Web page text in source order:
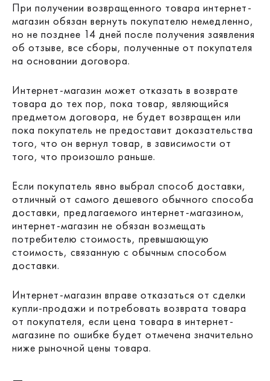
При получении возвращенного товара интернет-
магазин обязан вернуть покупателю немедленно,
но не позднее 14 дней после получения заявления
об отзыве, все сборы, полученные от покупателя
на основании договора.
Интернет-магазин может отказать в возврате
товара до тех пор, пока товар, являющийся
предметом договора, не будет возвращен или
пока покупатель не предоставит доказательства
того, что он вернул товар, в зависимости от
того, что произошло раньше.
Если покупатель явно выбрал способ доставки,
отличный от самого дешевого обычного способа
доставки, предлагаемого интернет-магазином,
интернет-магазин не обязан возмещать
потребителю стоимость, превышающую
стоимость, связанную с обычным способом
доставки.
Интернет-магазин вправе отказаться от сделки
купли-продажи и потребовать возврата товара
от покупателя, если цена товара в интернет-
магазине по ошибке будет отмечена значительно
ниже рыночной цены товара.